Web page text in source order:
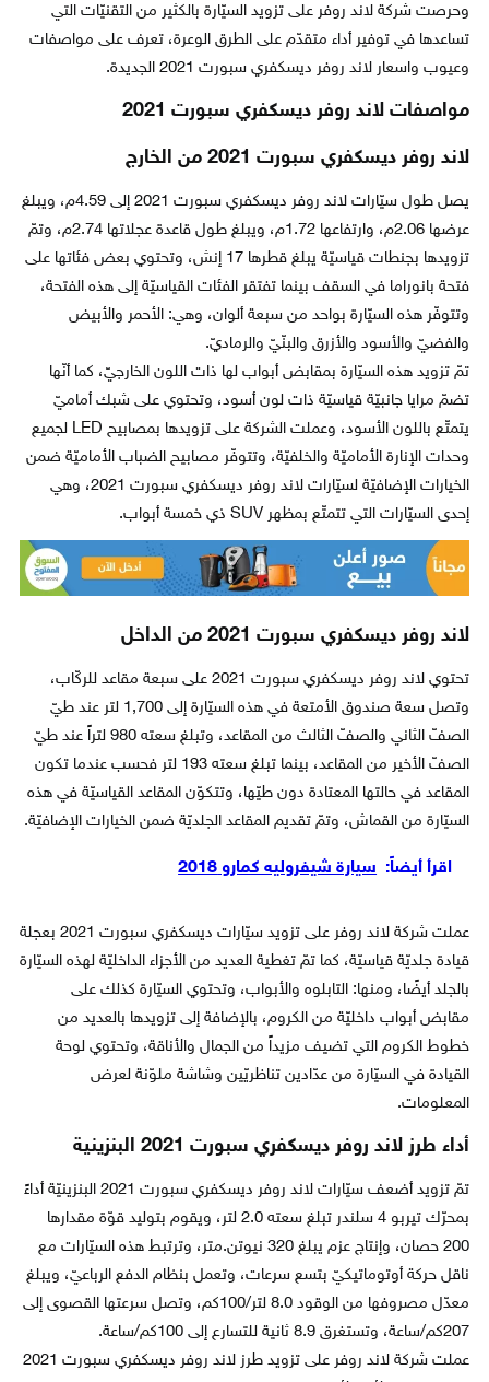
وحرصت شركة لاند روفر على تزويد السيّارة بالكثير من التقنيّات التي
تساعدها في توفير أداء متقدّم على الطرق الوعرة، تعرف على مواصفات
وعيوب واسعار لاند روفر ديسكفري سبورت 2021 الجديدة.
مواصفات لاند روفر ديسكفري سبورت 2021
لاند روفر ديسكفري سبورت 2021 من الخارج
يصل طول سيّارات لاند روفر ديسكفري سبورت 2021 إلى 4.59م، ويبلغ
عرضها 2.06م، وارتفاعها 1.72م، ويبلغ طول قاعدة عجلاتها 2.74م، وتمّ
تزويدها بجنطات قياسيّة يبلغ قطرها 17 إنش، وتحتوي بعض فئاتها على
فتحة بانوراما في السقف بينما تفتقر الفئات القياسيّة إلى هذه الفتحة،
وتتوفّر هذه السيّارة بواحد من سبعة ألوان، وهي: الأحمر والأبيض
والفضيّ والأسود والأزرق والبنّيّ والرماديّ.
تمّ تزويد هذه السيّارة بمقابض أبواب لها ذات اللون الخارجيّ، كما أنّها
تضمّ مرايا جانبيّة قياسيّة ذات لون أسود، وتحتوي على شبك أماميّ
يتمتّع باللون الأسود، وعملت الشركة على تزويدها بمصابيح LED لجميع
وحدات الإنارة الأماميّة والخلفيّة، وتتوفّر مصابيح الضباب الأماميّة ضمن
الخيارات الإضافيّة لسيّارات لاند روفر ديسكفري سبورت 2021، وهي
إحدى السيّارات التي تتمتّع بمظهر SUV ذي خمسة أبواب.
لاند روفر ديسكفري سبورت 2021 من الداخل
تحتوي لاند روفر ديسكفري سبورت 2021 على سبعة مقاعد للركّاب،
وتصل سعة صندوق الأمتعة في هذه السيّارة إلى 1,700 لتر عند طيّ
الصفّ الثاني والصفّ الثالث من المقاعد، وتبلغ سعته 980 لتراً عند طيّ
الصفّ الأخير من المقاعد، بينما تبلغ سعته 193 لتر فحسب عندما تكون
المقاعد في حالتها المعتادة دون طيّها، وتتكوّن المقاعد القياسيّة في هذه
السيّارة من القماش، وتمّ تقديم المقاعد الجلديّة ضمن الخيارات الإضافيّة.
اقرأ أيضاً: سيارة شيفروليه كمارو 2018
عملت شركة لاند روفر على تزويد سيّارات ديسكفري سبورت 2021 بعجلة
قيادة جلديّة قياسيّة، كما تمّ تغطية العديد من الأجزاء الداخليّة لهذه السيّارة
بالجلد أيضًا، ومنها: التابلوه والأبواب، وتحتوي السيّارة كذلك على
مقابض أبواب داخليّة من الكروم، بالإضافة إلى تزويدها بالعديد من
خطوط الكروم التي تضيف مزيداً من الجمال والأناقة، وتحتوي لوحة
القيادة في السيّارة من عدّادين تناظريّين وشاشة ملوّنة لعرض
المعلومات.
أداء طرز لاند روفر ديسكفري سبورت 2021 البنزينية
تمّ تزويد أضعف سيّارات لاند روفر ديسكفري سبورت 2021 البنزينيّة أداءً
بمحرّك تيربو 4 سلندر تبلغ سعته 2.0 لتر، ويقوم بتوليد قوّة مقدارها
200 حصان، وإنتاج عزم يبلغ 320 نيوتن.متر، وترتبط هذه السيّارات مع
ناقل حركة أوتوماتيكيّ بتسع سرعات، وتعمل بنظام الدفع الرباعيّ، ويبلغ
معدّل مصروفها من الوقود 8.0 لتر/100كم، وتصل سرعتها القصوى إلى
207كم/ساعة، وتستغرق 8.9 ثانية للتسارع إلى 100كم/ساعة.
عملت شركة لاند روفر على تزويد طرز لاند روفر ديسكفري سبورت 2021